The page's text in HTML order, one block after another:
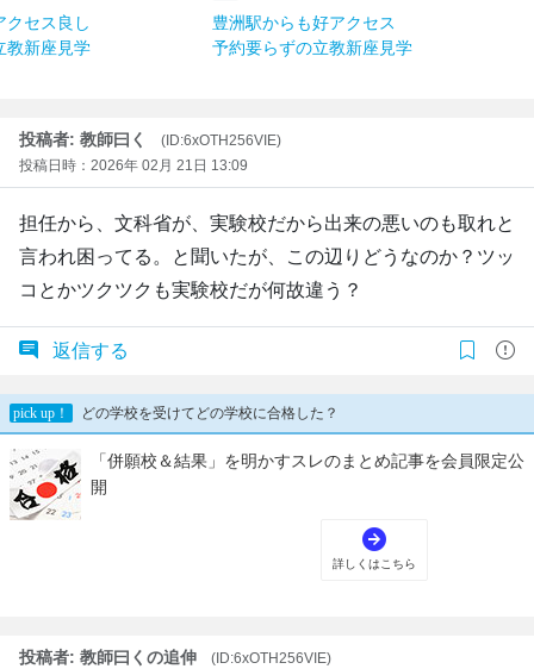
クセス良し
教新座見学
豊洲駅からも好アクセス
予約要らずの立教新座見学
投稿者: 教師曰く
(ID:6xOTH256VIE)
投稿日時：2026年 02月 21日 13:09
担任から、文科省が、実験校だから出来の悪いのも取れと
言われ困ってる。と聞いたが、この辺りどうなのか？ツッ
コとかツクツクも実験校だが何故違う？
返信する
投稿者: 教師曰くの追伸
(ID:6xOTH256VIE)